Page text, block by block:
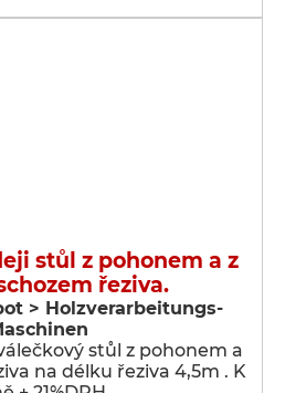
stůl z pohonem a z
řeziva.
> Holzverarbeitungs-
stůl z pohonem a
na délku řeziva 4,5m . K